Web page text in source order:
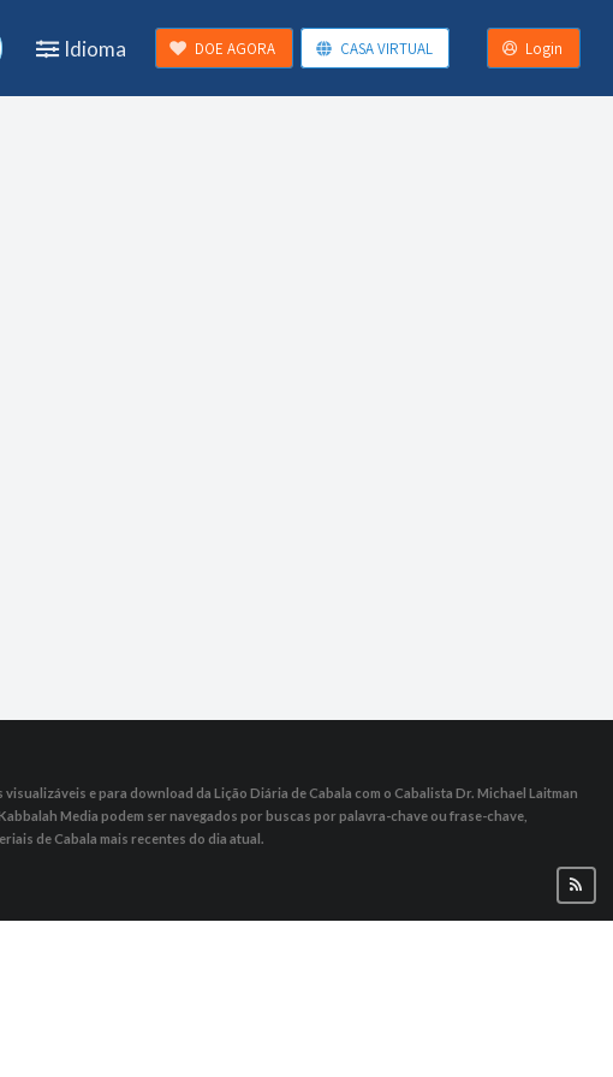
Idioma DOE AGORA CASA VIRTUAL Login
​​e para download da Lição Diária de Cabala com o Cabalista Dr. Michael Laitman
Media podem ser navegados por buscas por palavra-chave ou frase-chave,
de Cabala mais recentes do dia atual.